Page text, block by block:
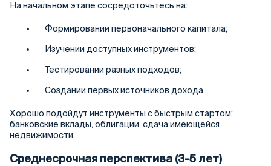
На начальном этапе сосредоточьтесь на:
Формировании первоначального капитала;
Изучении доступных инструментов;
Тестировании разных подходов;
Создании первых источников дохода.
Хорошо подойдут инструменты с быстрым стартом:
банковские вклады, облигации, сдача имеющейся
недвижимости.
Среднесрочная перспектива (3-5 лет)